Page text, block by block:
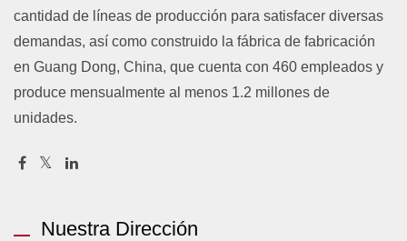
cantidad de líneas de producción para satisfacer diversas
demandas, así como construido la fábrica de fabricación
en Guang Dong, China, que cuenta con 460 empleados y
produce mensualmente al menos 1.2 millones de
unidades.
Nuestra Dirección